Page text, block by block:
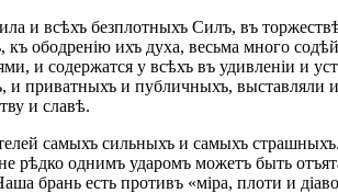
всѣхъ безплотныхъ Силъ, въ
ихъ духа, весьма много
и содержатся у всѣхъ въ удивленіи и
приватныхъ и публичныхъ, выставляли
и славѣ.
самыхъ сильныхъ и самыхъ
рѣдко однимъ ударомъ можетъ быть
брань есть противъ «міра, плоти и